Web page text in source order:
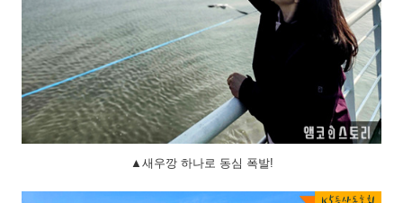
▲새우깡 하나로 동심 폭발!